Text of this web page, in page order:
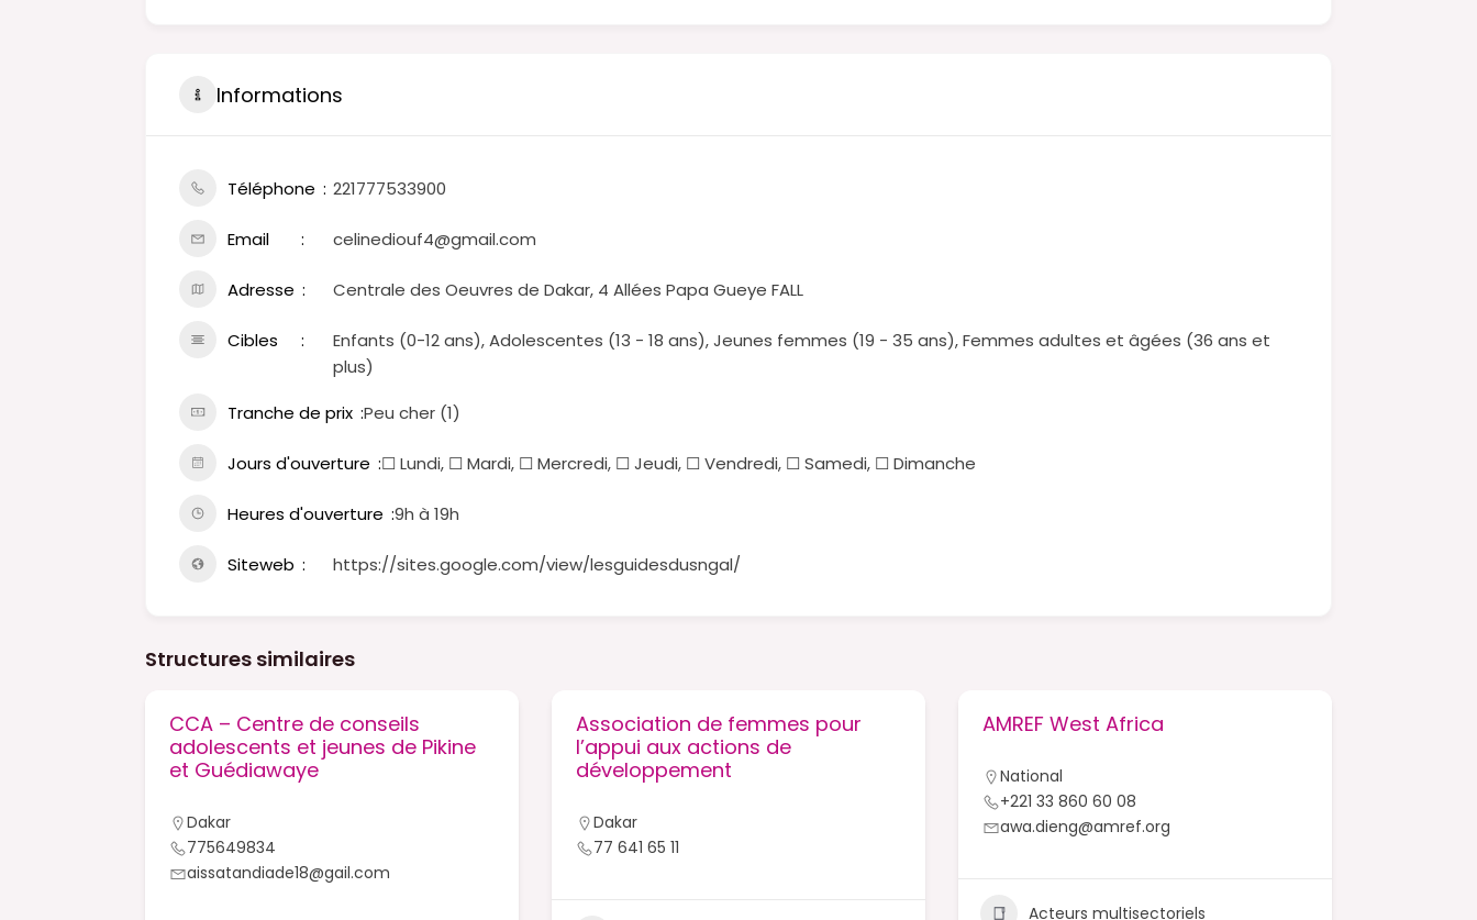
Informations
Téléphone 221777533900
Email celinediouf4@gmail.com
Adresse Centrale des Oeuvres de Dakar, 4 Allées Papa Gueye FALL
Cibles
Enfants (0-12 ans), Adolescentes (13 - 18 ans), Jeunes femmes (19 - 35 ans), Femmes adultes et âgées (36 ans et
plus)
Tranche de prix Peu cher (1)
Jours d'ouverture ☐ Lundi, ☐ Mardi, ☐ Mercredi, ☐ Jeudi, ☐ Vendredi, ☐ Samedi, ☐ Dimanche
Heures d'ouverture 9h à 19h
Siteweb https://sites.google.com/view/lesguidesdusngal/
Structures similaires
CCA – Centre de conseils
adolescents et jeunes de Pikine
et Guédiawaye
Dakar
775649834
aissatandiade18@gail.com
Association de femmes pour
l’appui aux actions de
développement
Dakar
77 641 65 11
AMREF West Africa
National
+221 33 860 60 08
awa.dieng@amref.org
Acteurs multisectoriels